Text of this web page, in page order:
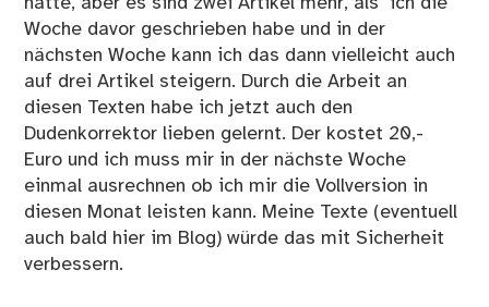
Woche davor geschrieben habe und in der
nächsten Woche kann ich das dann vielleicht auch
auf drei Artikel steigern. Durch die Arbeit an
diesen Texten habe ich jetzt auch den
Dudenkorrektor lieben gelernt. Der kostet 20,-
Euro und ich muss mir in der nächste Woche
einmal ausrechnen ob ich mir die Vollversion in
diesen Monat leisten kann. Meine Texte (eventuell
auch bald hier im Blog) würde das mit Sicherheit
verbessern.